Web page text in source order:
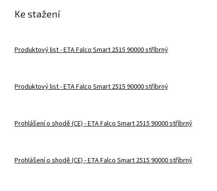
Ke stažení
Produktový list - ETA Falco Smart 2515 90000 stříbrný
Produktový list - ETA Falco Smart 2515 90000 stříbrný
Prohlášení o shodě (CE) - ETA Falco Smart 2515 90000 stříbrný
Prohlášení o shodě (CE) - ETA Falco Smart 2515 90000 stříbrný